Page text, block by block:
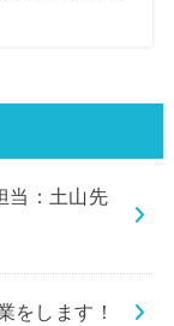
当：土山先
をします！